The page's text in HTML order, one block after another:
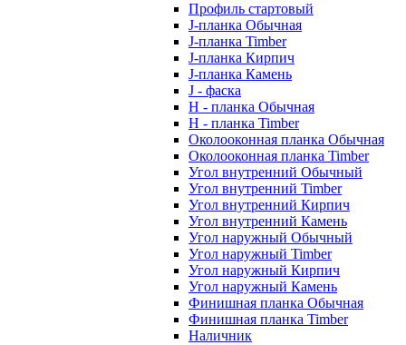
Профиль стартовый
J-планка Обычная
J-планка Timber
J-планка Кирпич
J-планка Камень
J - фаска
Н - планка Обычная
Н - планка Timber
Околооконная планка Обычная
Околооконная планка Timber
Угол внутренний Обычный
Угол внутренний Timber
Угол внутренний Кирпич
Угол внутренний Камень
Угол наружный Обычный
Угол наружный Timber
Угол наружный Кирпич
Угол наружный Камень
Финишная планка Обычная
Финишная планка Timber
Наличник